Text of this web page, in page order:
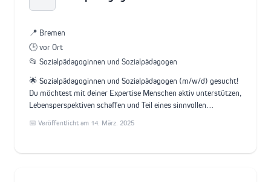
📍 Bremen
🕒 vor Ort
📂 Sozialpädagoginnen und Sozialpädagogen
🌟 Sozialpädagoginnen und Sozialpädagogen (m/w/d) gesucht!
Du möchtest mit deiner Expertise Menschen aktiv unterstützen,
Lebensperspektiven schaffen und Teil eines sinnvollen…
📅 Veröffentlicht am 14. März. 2025